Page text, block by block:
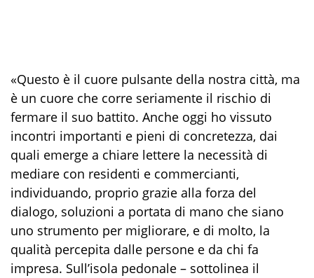
«Questo è il cuore pulsante della nostra città, ma
è un cuore che corre seriamente il rischio di
fermare il suo battito. Anche oggi ho vissuto
incontri importanti e pieni di concretezza, dai
quali emerge a chiare lettere la necessità di
mediare con residenti e commercianti,
individuando, proprio grazie alla forza del
dialogo, soluzioni a portata di mano che siano
uno strumento per migliorare, e di molto, la
qualità percepita dalle persone e da chi fa
impresa. Sull’isola pedonale – sottolinea il